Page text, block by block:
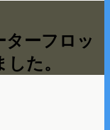
ーフロッ
た。